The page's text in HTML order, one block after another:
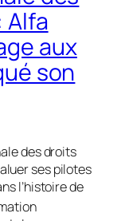
Alfa
aux
son
des droits
ses pilotes
l’histoire de